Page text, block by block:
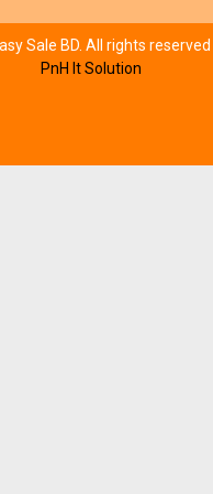
Sale BD. All rights reserved |
PnH It Solution